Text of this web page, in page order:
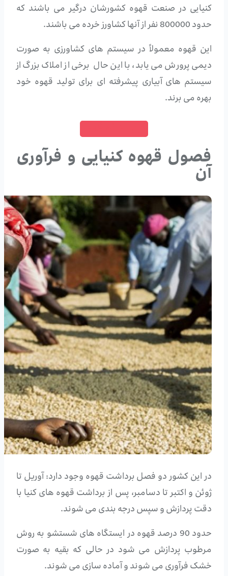
کنیایی در صنعت قهوه کشورشان درگیر می باشند که
حدود 800000 نفر از آنها کشاورز خرده می باشند.
این قهوه معمولاً در سیستم های کشاورزی به صورت
دیمی پرورش می یابد، با این حال برخی از املاک بزرگ از
سیستم های آبیاری پیشرفته ای برای تولید قهوه خود
بهره می برند.
فصول قهوه کنیایی و فرآوری
آن
در این کشور دو فصل برداشت قهوه وجود دارد: آوریل تا
ژوئن و اکتبر تا دسامبر، پس از برداشت قهوه های کنیا با
دقت پردازش و سپس درجه بندی می شوند.
حدود 90 درصد قهوه در ایستگاه های شستشو به روش
مرطوب پردازش می شود در حالی که بقیه به صورت
خشک فرآوری می شوند و آماده سازی می شوند.